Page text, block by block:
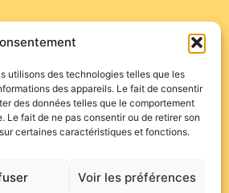
utilisons des technologies telles que les
des appareils. Le fait de consentir
des données telles que le comportement
Le fait de ne pas consentir ou de retirer son
certaines caractéristiques et fonctions.
Voir les préférences
d’un long trasteo irrégulier,